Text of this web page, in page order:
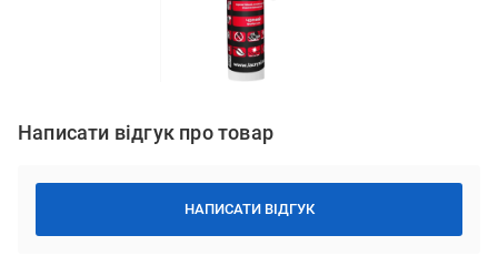
Написати відгук про товар
НАПИСАТИ ВІДГУК